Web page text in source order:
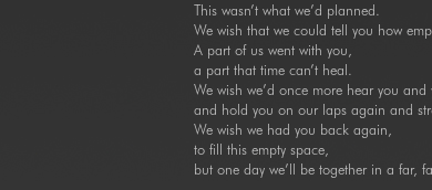
This wasn’t what we’d planned.
We wish that we could tell you how
A part of us went with you,
a part that time can’t heal.
We wish we’d once more hear you
and hold you on our laps again and
We wish we had you back again,
to fill this empty space,
but one day we’ll be together in a far,